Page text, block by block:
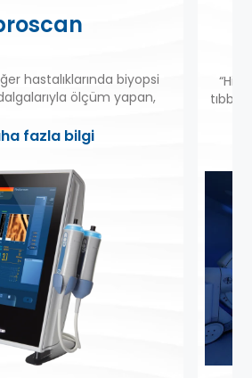
hastalıklarında biyopsi
ölçüm yapan,
bir cihazdır.
fazla bilgi
tıbbi